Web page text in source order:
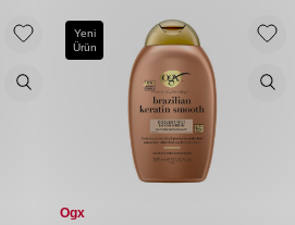
Yeni
Ürün
Ogx